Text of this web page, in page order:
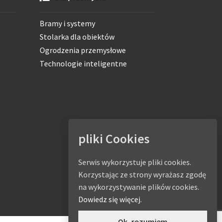
Bramy i systemy
Stolarka dla obiektów
Ogrodzenia przemysłowe
Technologie inteligentne
pliki Cookies
Serwis wykorzystuje pliki cookies.
Korzystając ze strony wyrażasz zgodę
na wykorzystywanie plików cookies.
Dowiedz się więcej.